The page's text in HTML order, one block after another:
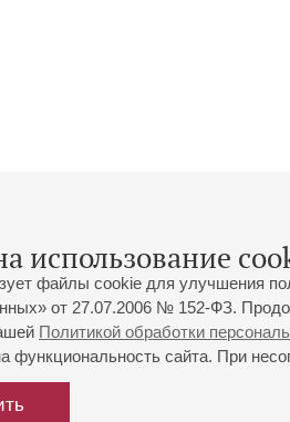
использование
файлы cookie для улучшения
от 27.07.2006 № 152-ФЗ.
Политикой обработки
функциональность сайта. При